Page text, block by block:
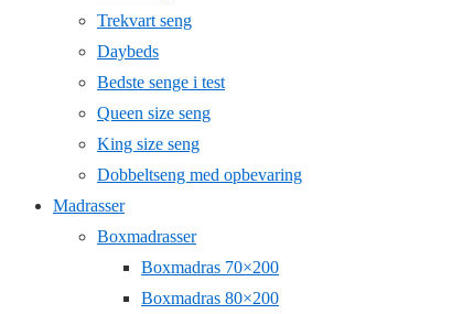
Trekvart seng
Daybeds
Bedste senge i test
Queen size seng
King size seng
Dobbeltseng med opbevaring
Madrasser
Boxmadrasser
Boxmadras 70×200
Boxmadras 80×200